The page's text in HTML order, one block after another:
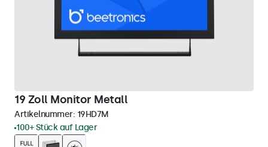
19 Zoll Monitor Metall
Artikelnummer: 19HD7M
100+ Stück auf Lager